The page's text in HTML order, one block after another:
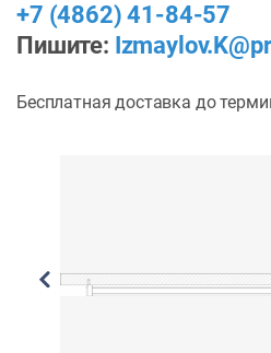
+7 (4862) 41-84-57
Пишите:
Бесплатная доставка до